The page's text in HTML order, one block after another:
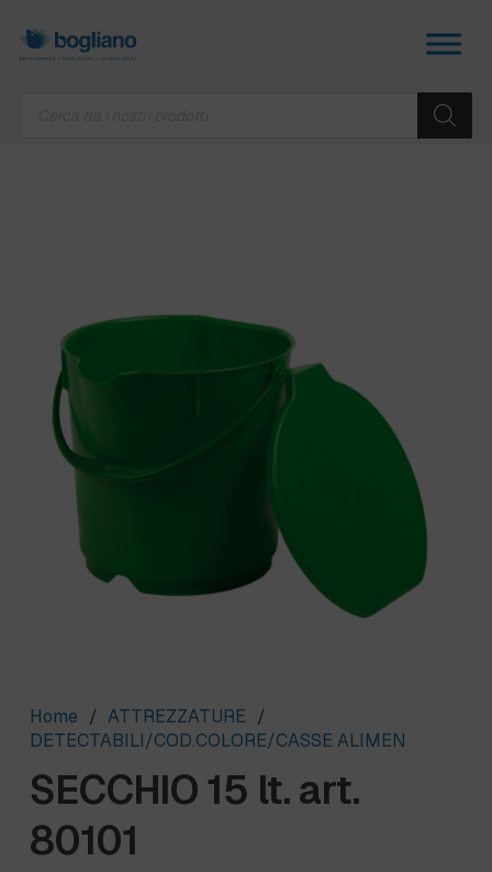
Home / ATTREZZATURE /
DETECTABILI/COD.COLORE/CASSE ALIMEN
SECCHIO 15 lt. art.
80101